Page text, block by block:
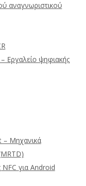
αναγνωριστικού
Εργαλείο ψηφιακής
– Μηχανικά
για Android